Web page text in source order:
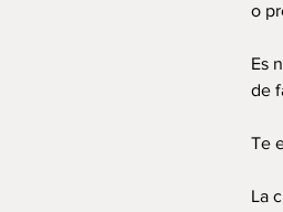
o
Es
de
Te
La